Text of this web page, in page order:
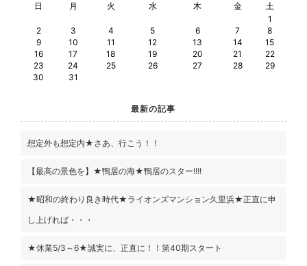
日
月 火 水 木 金
土
1
2
3 4 5 6 7
8
9
10 11 12 13 14
15
16
17 18 19 20 21
22
23
24 25 26 27 28
29
30
31
最新の記事
想定外も想定内★さあ、行こう！！
【最高の景色を】★鴨居の海★鴨居のスター!!!!
★昭和の終わり良き時代★ライオンズマンション久里浜★正直に申
し上げれば・・・
★休業5/3～6★誠実に、正直に！！第40期スタート